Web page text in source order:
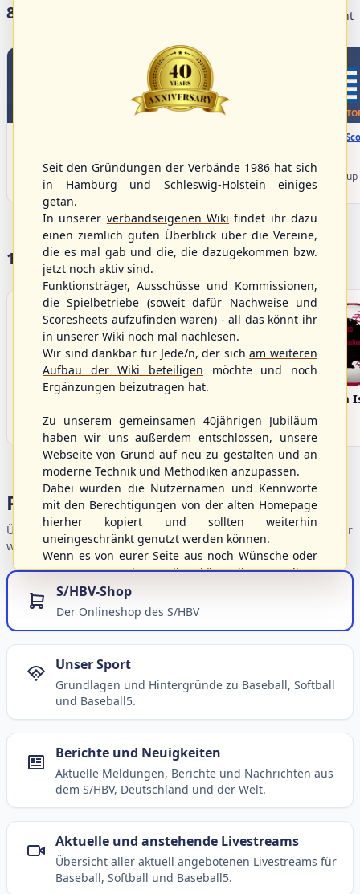
8 Livestreams heute Livestream Übersicht
0
TOP 4
U-23 Baseball European
Championship B Pool 2026 - Group
Germany
WBSC Europe
Box-
U-23 Baseball European
Championship B Pool 2026 - Group
Spain
17 Vereine im S/HBV
Bargenstedt
Elmshorn Alligators Fehmarn
Portalbereiche
Übersicht der Verbandsbereiche – wählen Sie einen Einstieg für
weiterführende Informationen.
S/HBV-Shop
Der Onlineshop des S/HBV
Unser Sport
Grundlagen und Hintergründe zu Baseball, Softball
und Baseball5.
Berichte und Neuigkeiten
Aktuelle Meldungen, Berichte und Nachrichten aus
dem S/HBV, Deutschland und der Welt.
Aktuelle und anstehende Livestreams
Übersicht aller aktuell angebotenen Livestreams für
Baseball, Softball und Baseball5.
Seit den Gründungen der Verbände 1986 hat sich
in Hamburg und Schleswig-Holstein einiges
getan.
In unserer verbandseigenen Wiki findet ihr dazu
einen ziemlich guten Überblick über die Vereine,
die es mal gab und die, die dazugekommen bzw.
jetzt noch aktiv sind.
Funktionsträger, Ausschüsse und Kommissionen,
die Spielbetriebe (soweit dafür Nachweise und
Scoresheets aufzufinden waren) - all das könnt ihr
in unserer Wiki noch mal nachlesen.
Wir sind dankbar für Jede/n, der sicham weiteren
Aufbau der Wiki beteiligen möchte und noch
Ergänzungen beizutragen hat.
Zu unserem gemeinsamen 40jährigen Jubiläum
haben wir uns außerdem entschlossen, unsere
Webseite von Grund auf neu zu gestalten und an
moderne Technik und Methodiken anzupassen.
Dabei wurden die Nutzernamen und Kennworte
mit den Berechtigungen von der alten Homepage
hierher kopiert und sollten weiterhin
uneingeschränkt genutzt werden können.
Wenn es von eurer Seite aus noch Wünsche oder
Anregungen geben sollte, könnt ihr uns diese
gerne an die Verbandsadresse
schicken.